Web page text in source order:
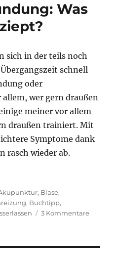
Was
sich in der teils noch
schnell
oder
wer gern draußen
meiner vor allem
draußen trainiert. Mit
Symptome dank
rasch wieder ab.
tun, wenn’s ziept?“
, Blase,
, Buchtipp,
3 Kommentarezu